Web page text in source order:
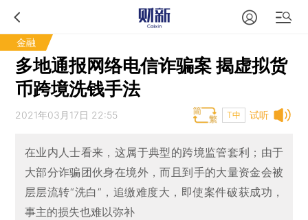
金融
多地通报网络电信诈骗案 揭虚拟货
币跨境洗钱手法
试听
2021年03月17日 22:55 T中
在业内人士看来，这属于典型的跨境监管套利；由于
大部分诈骗团伙身在境外，而且到手的大量资金会被
层层流转“洗白”，追缴难度大，即使案件破获成功，
事主的损失也难以弥补